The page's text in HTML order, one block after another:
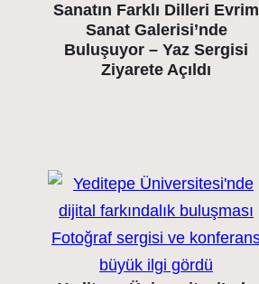
Sanatın Farklı Dilleri Evrim
Sanat Galerisi’nde
Buluşuyor – Yaz Sergisi
Ziyarete Açıldı